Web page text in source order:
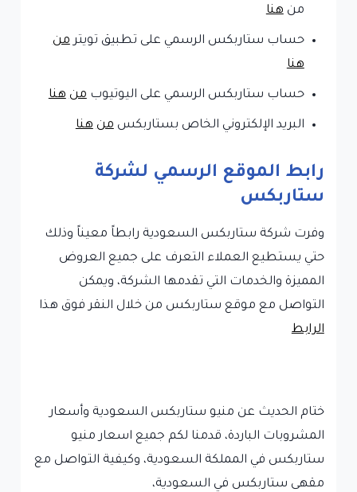
منهنا
حساب ستاربكس الرسمي على تطبيق تويترمن
هنا
حساب ستاربكس الرسمي على اليوتيوبمن هنا
البريد الإلكتروني الخاص بستاربكسمن هنا
رابط الموقع الرسمي لشركة
ستاربكس
وفرت شركة ستاربكس السعودية رابطاً معيناً وذلك
حتي يستطيع العملاء التعرف على جميع العروض
المميزة والخدمات التي تقدمها الشركة، ويمكن
التواصل مع موقع ستاربكس من خلال النقر فوق هذا
الرابط
ختام الحديث عن منيو ستاربكس السعودية وأسعار
المشروبات الباردة، قدمنا لكم جميع اسعار منيو
ستاربكس في المملكة السعودية، وكيفية التواصل مع
مقهى ستاربكس في السعودية،